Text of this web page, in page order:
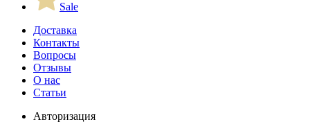
Sale
Доставка
Контакты
Вопросы
Отзывы
О нас
Статьи
Авторизация